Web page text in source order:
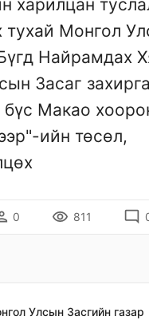
харилцан
тухай Монгол
Найрамдах
Засаг
бүс Макао
ийн төсөл,
0 remove_red_eye 811 mode_comment
Улсын Засгийн газар